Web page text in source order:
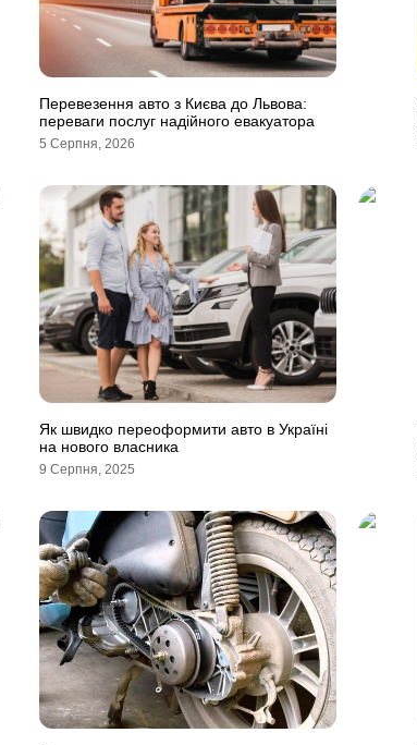
Перевезення авто з Києва до Львова:
переваги послуг надійного евакуатора
5 Серпня, 2026
Як швидко переоформити авто в Україні
на нового власника
9 Серпня, 2025